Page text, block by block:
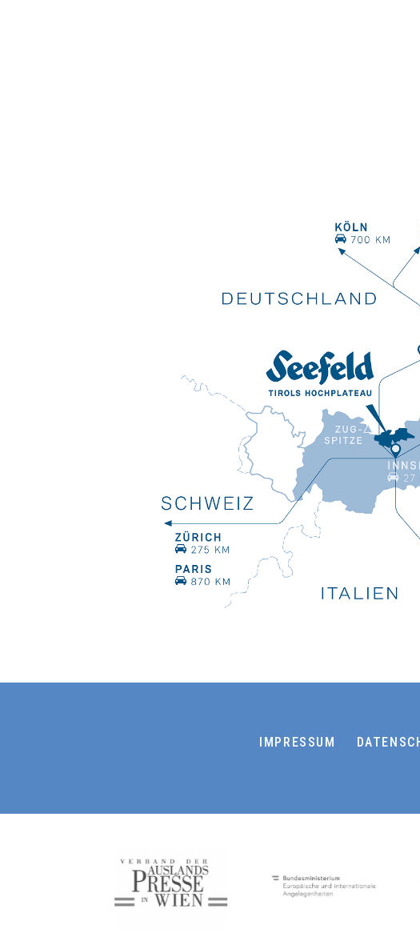
IMPRESSUM